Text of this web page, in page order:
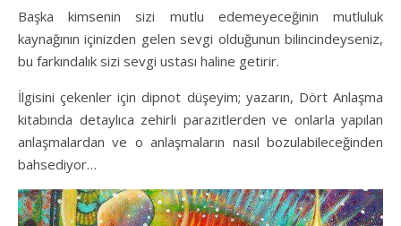
Başka kimsenin sizi mutlu edemeyeceğinin mutluluk
kaynağının içinizden gelen sevgi olduğunun bilincindeyseniz,
bu farkındalık sizi sevgi ustası haline getirir.
İlgisini çekenler için dipnot düşeyim; yazarın, Dört Anlaşma
kitabında detaylıca zehirli parazitlerden ve onlarla yapılan
anlaşmalardan ve o anlaşmaların nasıl bozulabileceğinden
bahsediyor…